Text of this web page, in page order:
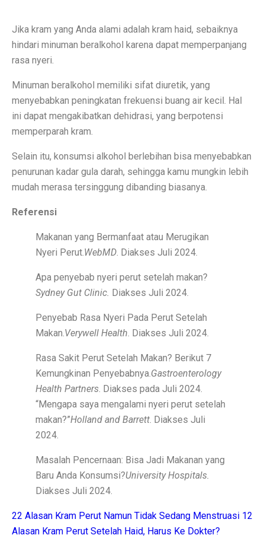
Berapa Lama Info GTK Kode 02 Berubah ke 16 TPG
Jangan Lakukan 5 Kebiasaan Ini, Bisa Bikin Kamu
Indonesia Kekurangan Kebijakan Publik Berkualitas,
Gelar dan Pendidikan Presiden Indonesia: Dari
PMKRI Demo di Kantor Bupati TTU, Minta Realisasi
Gaza Dikuasai atau Bebas? Ini 20 Poin Rencana
Profil Lukmanul Hakim, Ketua MUI Ekonomi yang
Harga Saham BBCA Anjlok, Ini Kinerja dan Prediksi
Menteri UMKM: Makan Bergizi Gratis Bisa
Orang Terkaya Termuda di Usia 19 Tahun, Ini Asal
Pilkada Pernah Larang Dinasti, Tapi Dihentikan MK
Ketua Umum IMI Percaya MotoGP 2025 Bawa
Tabel Lemak Tubuh Pria dan Wanita, Apakah Kamu
Berita Bahagia! Stasiun KRL JIS Siap Beroperasi
Jakarta Film Week 2025: Bangkitkan Energi Sinema
10 Kota Dunia dengan Sewa Rumah Mahal, Nomor 4
Penutupan AS Bikin Emas Berkilau, Melayang ke US$
Jika kram yang Anda alami adalah kram haid, sebaiknya
hindari minuman beralkohol karena dapat memperpanjang
rasa nyeri.
Minuman beralkohol memiliki sifat diuretik, yang
menyebabkan peningkatan frekuensi buang air kecil. Hal
ini dapat mengakibatkan dehidrasi, yang berpotensi
memperparah kram.
Selain itu, konsumsi alkohol berlebihan bisa menyebabkan
penurunan kadar gula darah, sehingga kamu mungkin lebih
mudah merasa tersinggung dibanding biasanya.
Referensi
Makanan yang Bermanfaat atau Merugikan
Nyeri Perut.WebMD. Diakses Juli 2024.
Apa penyebab nyeri perut setelah makan?
Sydney Gut Clinic. Diakses Juli 2024.
Penyebab Rasa Nyeri Pada Perut Setelah
Makan.Verywell Health. Diakses Juli 2024.
Rasa Sakit Perut Setelah Makan? Berikut 7
Kemungkinan Penyebabnya.Gastroenterology
Health Partners. Diakses pada Juli 2024.
“Mengapa saya mengalami nyeri perut setelah
makan?”Holland and Barrett. Diakses Juli
2024.
Masalah Pencernaan: Bisa Jadi Makanan yang
Baru Anda Konsumsi?University Hospitals.
Diakses Juli 2024.
22 Alasan Kram Perut Namun Tidak Sedang Menstruasi 12
Alasan Kram Perut Setelah Haid, Harus Ke Dokter?